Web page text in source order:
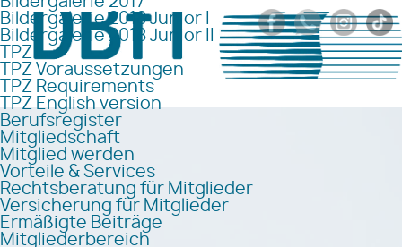
Bildergalerie 2018 Junior I
Bildergalerie 2018 Junior II
TPZ
TPZ Voraussetzungen
TPZ Requirements
TPZ English version
Berufsregister
Mitgliedschaft
Mitglied werden
Vorteile & Services
Rechtsberatung für Mitglieder
Versicherung für Mitglieder
Ermäßigte Beiträge
Mitgliederbereich